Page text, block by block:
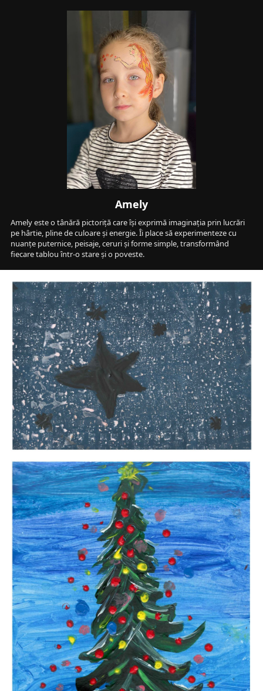
Amely
Amely este o tânără pictoriță care își exprimă imaginația prin lucrări
pe hârtie, pline de culoare și energie. Îi place să experimenteze cu
nuanțe puternice, peisaje, ceruri și forme simple, transformând
fiecare tablou într-o stare și o poveste.